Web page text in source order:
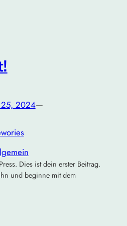
2024—
Dies ist dein erster Beitrag.
und beginne mit dem